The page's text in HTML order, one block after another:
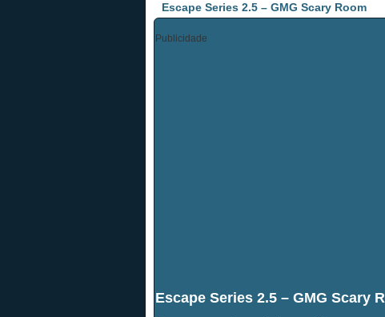
Escape Series 2.5 – GMG Scary Room
Publicidade
Escape Series 2.5 – GMG Scary